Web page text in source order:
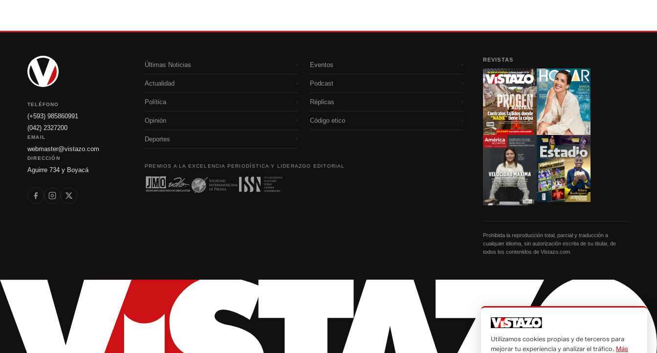
TELÉFONO
(+593) 985860991
(042) 2327200
EMAIL
webmaster@vistazo.com
DIRECCIÓN
Aguirre 734 y Boyacá
Últimas Noticias ›
Actualidad ›
Política ›
Opinión ›
Deportes ›
Eventos ›
Podcast ›
Réplicas ›
Código etico ›
PREMIOS A LA EXCELENCIA PERIODÍSTICA Y LIDERAZGO EDITORIAL
REVISTAS
Prohibida la reproducción total, parcial y traducción a
cualquier idioma, sin autorización escrita de su titular, de
todos los contenidos de Vistazo.com.
Utilizamos cookies propias y de terceros para
mejorar tu experiencia y analizar el tráfico. Más